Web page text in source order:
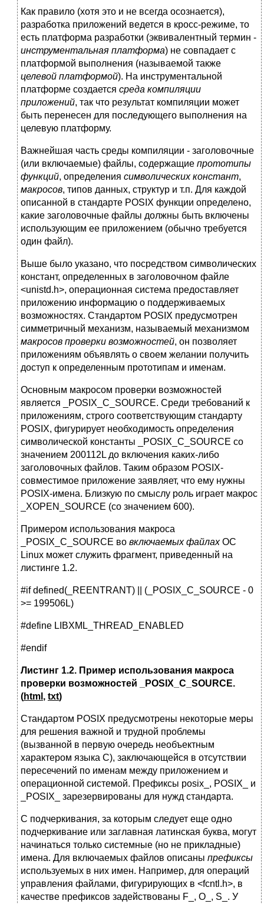
Как правило (хотя это и не всегда осознается),
разработка приложений ведется в кросс-режиме, то
есть платформа разработки (эквивалентный термин -
инструментальная платформа) не совпадает с
платформой выполнения (называемой также
целевой платформой). На инструментальной
платформе создается среда компиляции
приложений, так что результат компиляции может
быть перенесен для последующего выполнения на
целевую платформу.
Важнейшая часть среды компиляции - заголовочные
(или включаемые) файлы, содержащие прототипы
функций, определения символических констант,
макросов, типов данных, структур и т.п. Для каждой
описанной в стандарте POSIX функции определено,
какие заголовочные файлы должны быть включены
использующим ее приложением (обычно требуется
один файл).
Выше было указано, что посредством символических
констант, определенных в заголовочном файле
<unistd.h>, операционная система предоставляет
приложению информацию о поддерживаемых
возможностях. Стандартом POSIX предусмотрен
симметричный механизм, называемый механизмом
макросов проверки возможностей, он позволяет
приложениям объявлять о своем желании получить
доступ к определенным прототипам и именам.
Основным макросом проверки возможностей
является _POSIX_C_SOURCE. Среди требований к
приложениям, строго соответствующим стандарту
POSIX, фигурирует необходимость определения
символической константы _POSIX_C_SOURCE со
значением 200112L до включения каких-либо
заголовочных файлов. Таким образом POSIX-
совместимое приложение заявляет, что ему нужны
POSIX-имена. Близкую по смыслу роль играет макрос
_XOPEN_SOURCE (со значением 600).
Примером использования макроса
_POSIX_C_SOURCE во включаемых файлахОС
Linux может служить фрагмент, приведенный на
листинге 1.2.
#if defined(_REENTRANT) || (_POSIX_C_SOURCE - 0
>= 199506L)
#define LIBXML_THREAD_ENABLED
#endif
Листинг 1.2. Пример использования макроса
проверки возможностей _POSIX_C_SOURCE.
(html , txt)
Стандартом POSIX предусмотрены некоторые меры
для решения важной и трудной проблемы
(вызванной в первую очередь необъектным
характером языка C), заключающейся в отсутствии
пересечений по именам между приложением и
операционной системой. Префиксы posix_, POSIX_ и
_POSIX_ зарезервированы для нужд стандарта.
С подчеркивания, за которым следует еще одно
подчеркивание или заглавная латинская буква, могут
начинаться только системные (но не прикладные)
имена. Для включаемых файлов описаны префиксы
используемых в них имен. Например, для операций
управления файлами, фигурирующих в <fcntl.h>, в
качестве префиксов задействованы F_, O_, S_. У